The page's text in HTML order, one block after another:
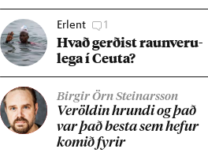
Erlent 1
Hvað gerð­ist raun­veru­
lega í Ceuta?
Birgir Örn Steinarsson
Ver­öld­in hrundi og það
var það besta sem hef­ur
kom­ið fyr­ir